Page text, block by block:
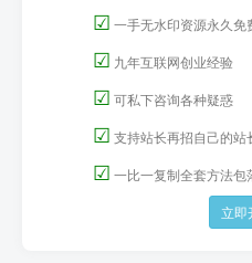
☑ 一手无水印资源永久免
☑ 九年互联网创业经验
☑ 可私下咨询各种疑惑
☑ 支持站长再招自己的站
☑ 一比一复制全套方法包
立即